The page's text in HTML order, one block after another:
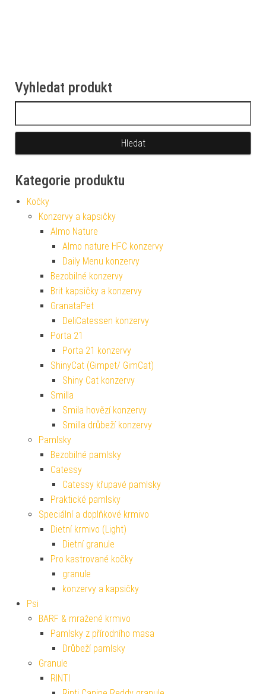
Vyhledat produkt
Kategorie produktu
Kočky
Konzervy a kapsičky
Almo Nature
Almo nature HFC konzervy
Daily Menu konzervy
Bezobilné konzervy
Brit kapsičky a konzervy
GranataPet
DeliCatessen konzervy
Porta 21
Porta 21 konzervy
ShinyCat (Gimpet/ GimCat)
Shiny Cat konzervy
Smilla
Smila hovězí konzervy
Smilla drůbeží konzervy
Pamlsky
Bezobilné pamlsky
Catessy
Catessy křupavé pamlsky
Praktické pamlsky
Speciální a doplňkové krmivo
Dietní krmivo (Light)
Dietní granule
Pro kastrované kočky
granule
konzervy a kapsičky
Psi
BARF & mražené krmivo
Pamlsky z přírodního masa
Drůbeží pamlsky
Granule
RINTI